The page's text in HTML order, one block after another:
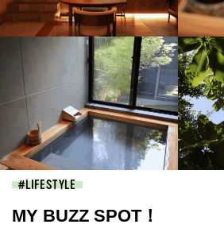
LIFESTYLE
MY BUZZ SPOT！